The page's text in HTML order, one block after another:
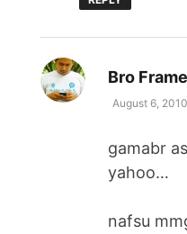
Bro
August 6,
gamabr
yahoo…
nafsu